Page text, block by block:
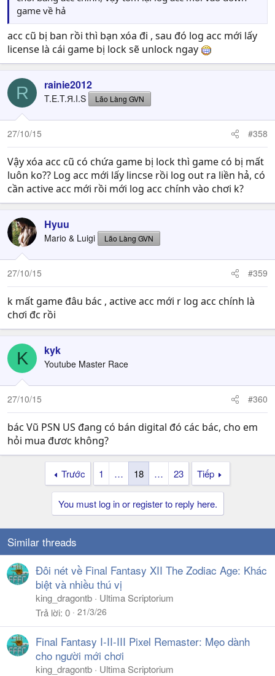
game về hả
acc cũ bị ban rồi thì bạn xóa đi , sau đó log acc mới lấy
license là cái game bị lock sẽ unlock ngay
R rainie2012
T.E.T.Я.I.S Lão Làng GVN
27/10/15 #358
Vậy xóa acc cũ có chứa game bị lock thì game có bị mất
luôn ko?? Log acc mới lấy lincse rồi log out ra liền hả, có
cần active acc mới rồi mới log acc chính vào chơi k?
Hyuu
Mario & Luigi Lão Làng GVN
27/10/15 #359
k mất game đâu bác , active acc mới r log acc chính là
chơi đc rồi
K kyk
Youtube Master Race
27/10/15 #360
bác Vũ PSN US đang có bán digital đó các bác, cho em
hỏi mua đươc không?
Trước 1 … 18 … 23 Tiếp
You must log in or register to reply here.
Similar threads
Đôi nét về Final Fantasy XII The Zodiac Age: Khác
biệt và nhiều thú vị
king_dragontb
Ultima Scriptorium
Trả lời 0 21/3/26
Final Fantasy I-II-III Pixel Remaster: Mẹo dành
cho người mới chơi
king_dragontb
Ultima Scriptorium